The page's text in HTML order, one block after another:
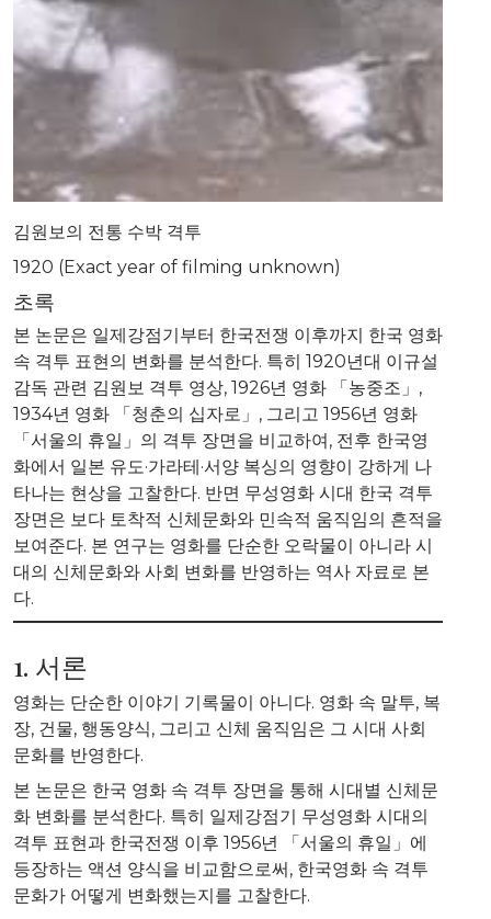
김원보의 전통 수박 격투
1920 (Exact year of filming unknown)
초록
본 논문은 일제강점기부터 한국전쟁 이후까지 한국 영화
속 격투 표현의 변화를 분석한다. 특히 1920년대 이규설
감독 관련 김원보 격투 영상, 1926년 영화 「농중조」,
1934년 영화 「청춘의 십자로」, 그리고 1956년 영화
「서울의 휴일」의 격투 장면을 비교하여, 전후 한국영
화에서 일본 유도·가라테·서양 복싱의 영향이 강하게 나
타나는 현상을 고찰한다. 반면 무성영화 시대 한국 격투
장면은 보다 토착적 신체문화와 민속적 움직임의 흔적을
보여준다. 본 연구는 영화를 단순한 오락물이 아니라 시
대의 신체문화와 사회 변화를 반영하는 역사 자료로 본
다.
1. 서론
영화는 단순한 이야기 기록물이 아니다. 영화 속 말투, 복
장, 건물, 행동양식, 그리고 신체 움직임은 그 시대 사회
문화를 반영한다.
본 논문은 한국 영화 속 격투 장면을 통해 시대별 신체문
화 변화를 분석한다. 특히 일제강점기 무성영화 시대의
격투 표현과 한국전쟁 이후 1956년 「서울의 휴일」에
등장하는 액션 양식을 비교함으로써, 한국영화 속 격투
문화가 어떻게 변화했는지를 고찰한다.